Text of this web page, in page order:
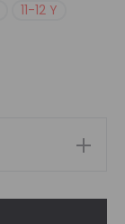
11-12 Y